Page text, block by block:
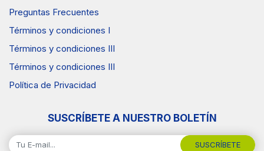
Preguntas Frecuentes
Términos y condiciones I
Términos y condiciones III
Términos y condiciones III
Política de Privacidad
SUSCRÍBETE A NUESTRO BOLETÍN
SUSCRÍBETE